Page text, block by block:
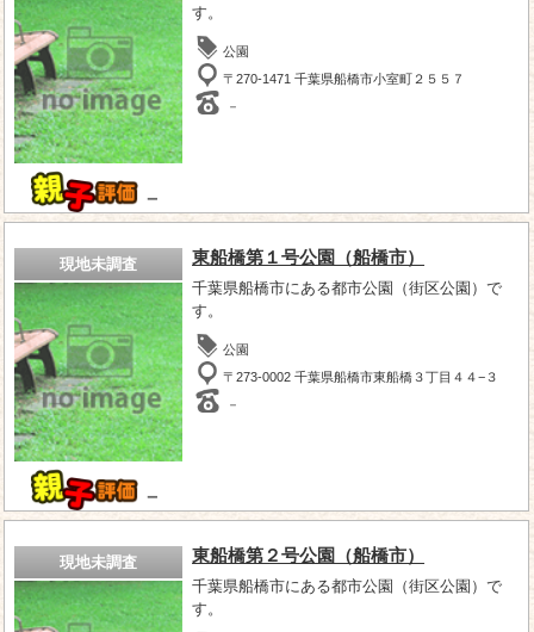
－
す。
公園
〒270-1471 千葉県船橋市小室町２５５７
－
現地未調査
－
東船橋第１号公園（船橋市）
千葉県船橋市にある都市公園（街区公園）で
す。
公園
〒273-0002 千葉県船橋市東船橋３丁目４４−３
－
現地未調査 東船橋第２号公園（船橋市）
千葉県船橋市にある都市公園（街区公園）で
す。